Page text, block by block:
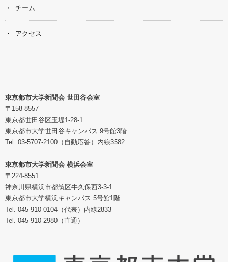
チーム
アクセス
東京都市大学新聞会 世田谷会室
〒158-8557
東京都世田谷区玉堤1-28-1
東京都市大学世田谷キャンパス 9号館3階
Tel. 03-5707-2100（自動応答）内線3582
東京都市大学新聞会 横浜会室
〒224-8551
神奈川県横浜市都筑区牛久保西3-3-1
東京都市大学横浜キャンパス 5号館1階
Tel. 045-910-0104（代表）内線2833
Tel. 045-910-2980（直通）